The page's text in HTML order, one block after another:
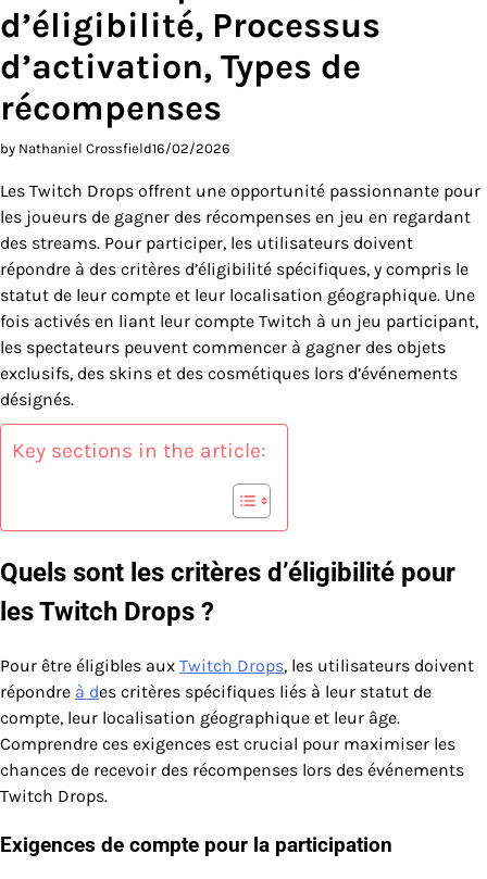
d’éligibilité, Processus
d’activation, Types de
récompenses
by Nathaniel Crossfield16/02/2026
Les Twitch Drops offrent une opportunité passionnante pour
les joueurs de gagner des récompenses en jeu en regardant
des streams. Pour participer, les utilisateurs doivent
répondre à des critères d’éligibilité spécifiques, y compris le
statut de leur compte et leur localisation géographique. Une
fois activés en liant leur compte Twitch à un jeu participant,
les spectateurs peuvent commencer à gagner des objets
exclusifs, des skins et des cosmétiques lors d’événements
désignés.
Key sections in the article:
Quels sont les critères d’éligibilité pour
les Twitch Drops ?
Pour être éligibles aux Twitch Drops, les utilisateurs doivent
répondre à des critères spécifiques liés à leur statut de
compte, leur localisation géographique et leur âge.
Comprendre ces exigences est crucial pour maximiser les
chances de recevoir des récompenses lors des événements
Twitch Drops.
Exigences de compte pour la participation